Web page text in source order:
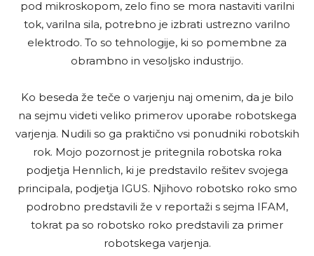
pod mikroskopom, zelo fino se mora nastaviti varilni
tok, varilna sila, potrebno je izbrati ustrezno varilno
elektrodo. To so tehnologije, ki so pomembne za
obrambno in vesoljsko industrijo.
Ko beseda že teče o varjenju naj omenim, da je bilo
na sejmu videti veliko primerov uporabe robotskega
varjenja. Nudili so ga praktično vsi ponudniki robotskih
rok. Mojo pozornost je pritegnila robotska roka
podjetja Hennlich, ki je predstavilo rešitev svojega
principala, podjetja IGUS. Njihovo robotsko roko smo
podrobno predstavili že v reportaži s sejma IFAM,
tokrat pa so robotsko roko predstavili za primer
robotskega varjenja.